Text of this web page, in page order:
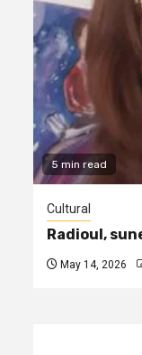
5 min read
Cultural
Radioul,
May 14, 2026